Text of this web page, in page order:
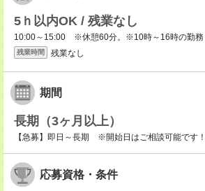
5ｈ以内OK / 残業なし
10:00～15:00 ※休憩60分。※10時～16時の勤務
残業時間 残業なし
期間
長期（3ヶ月以上）
【急募】即日～長期 ※開始日はご相談可能です
応募資格・条件